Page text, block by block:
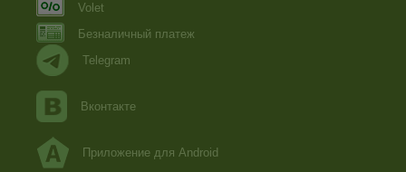
Volet
Безналичный платеж
Telegram
Вконтакте
Приложение для Android